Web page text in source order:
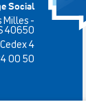
Social
Milles -
40650
4
00 50